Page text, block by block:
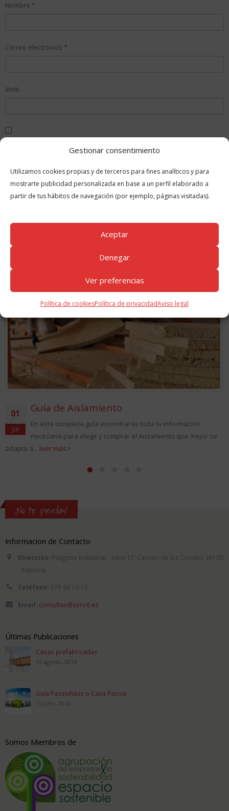
Gestionar consentimiento
Utilizamos cookies propias y de terceros para fines analíticos y para
mostrarte publicidad personalizada en base a un perfil elaborado a
partir de tus hábitos de navegación (por ejemplo, páginas visitadas).
Aceptar
Denegar
Ver preferencias
Política de cookiesPolítica de privacidadAviso legal
Nombre *
Correo electrónico *
Web
la próxima vez que comente.
GUÍAS RELACIONADAS
01
Jul
Guía de Aislamiento
En esta completa guía encontrarás toda la información
necesaria para elegir y comprar el Aislamiento que mejor se
adapta a... leer más
¡No te pierdas!
Informacion de Contacto
Dirección: Polígono Industrial - nave 17, Carrión de los Condes 34120
- Palencia
Teléfono: 979 88 10 10
Email: consultas@zero6.es
Últimas Publicaciones
Casas prefabricadas
16 agosto, 2016
Guía Passivhaus o Casa Pasiva
15 julio, 2016
Somos Miembros de